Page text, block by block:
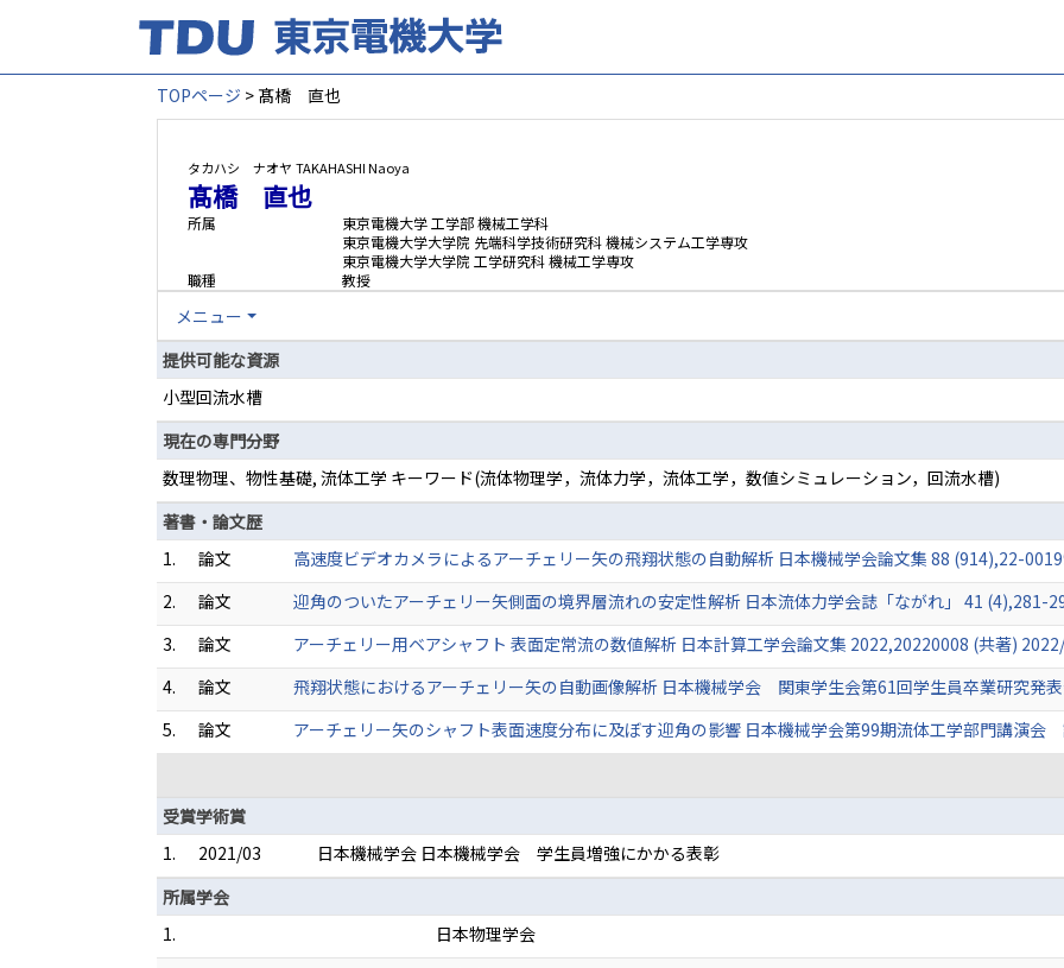
TOPページ > 髙橋 直也
タカハシ ナオヤ TAKAHASHI Naoya
髙橋 直也
所属
東京電機大学 工学部 機械工学科
東京電機大学大学院 先端科学技術研究科 機械システム工学専攻
東京電機大学大学院 工学研究科 機械工学専攻
職種
教授
メニュー
提供可能な資源
小型回流水槽
現在の専門分野
数理物理、物性基礎, 流体工学 キーワード(流体物理学，流体力学，流体工学，数値シミュレーション，回流水槽)
著書・論文歴
1.
論文
高速度ビデオカメラによるアーチェリー矢の飛翔状態の自動解析 日本機械学会論文集 88 (914),22-
2.
論文
迎角のついたアーチェリー矢側面の境界層流れの安定性解析 日本流体力学会誌「ながれ」 41 (4),281-
3.
論文
アーチェリー用ベアシャフト 表面定常流の数値解析 日本計算工学会論文集 2022,20220008 (共著)
4.
論文
飛翔状態におけるアーチェリー矢の自動画像解析 日本機械学会 関東学生会第61回学生員卒業研究発
5.
論文
アーチェリー矢のシャフト表面速度分布に及ぼす迎角の影響 日本機械学会第99期流体工学部門講演
受賞学術賞
1.
2021/03
日本機械学会 日本機械学会 学生員増強にかかる表彰
所属学会
1.
日本物理学会